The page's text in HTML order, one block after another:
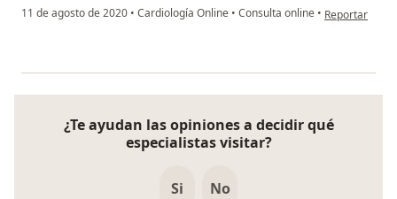
11 de agosto de 2020 • Cardiología Online • Consulta online • en opinión
Reportar
¿Te ayudan las opiniones a decidir qué
especialistas visitar?
Si No